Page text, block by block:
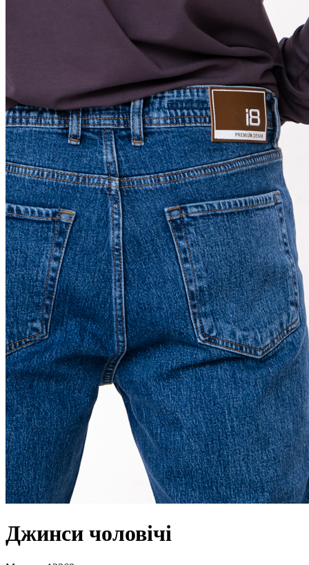
Джинси чоловічі